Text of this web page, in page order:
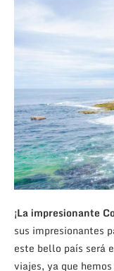
¡La impresionante
sus impresionantes
este bello país será
viajes, ya que